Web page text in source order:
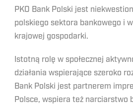
PKO Bank Polski jest
polskiego sektora bankowego i
krajowej gospodarki.
Istotną rolę w społecznej
działania wspierające szeroko
Bank Polski jest partnerem
Polsce, wspiera też narciarstwo